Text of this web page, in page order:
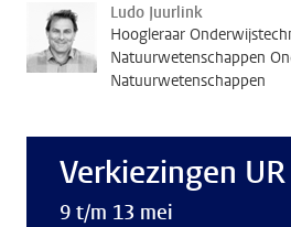
Ludo Juurlink
Hoogleraar
Natuurwetenschappen
Natuurwetenschappen
Verkiezingen UR
9 t/m 13 mei